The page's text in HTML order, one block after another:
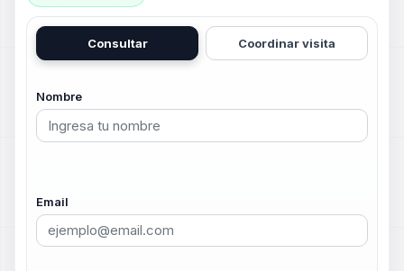
Consultar Coordinar visita
Nombre
Email